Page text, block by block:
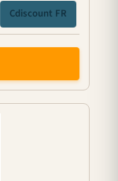
Cdiscount FR